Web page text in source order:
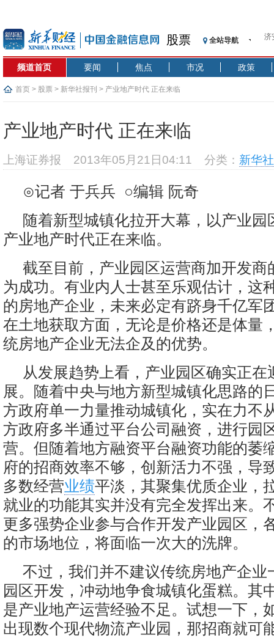
股票 全站导航
【
记
基
沥
频道首页 要闻 焦点 市况 政策
首页 > 股票 > 新华社报刊 > 产业地产时代 正在来临
产业地产时代 正在来临
上海证券报 2013年05月21日04:11 分类： 新华
⊙记者 于兵兵 ○编辑 阮奇
随着新型城镇化拉开大幕，以产业园
产业地产时代正在来临。
截至目前，产业园区运营商加开发商
为成功。有业内人士甚至乐观估计，这
的房地产企业，未来必定有跻身千亿军
在土地获取方面，无论是价格还是体量
统房地产企业无法企及的优势。
从发展趋势上看，产业园区确实正在
展。随着中央与地方新型城镇化思路的
方政府单一力量推动城镇化，实在力不
方政府多半通过平台公司融资，进行园
营。但随着地方融资平台融资功能的萎
府的招商效率不够，创新活力不强，导
多数经营业绩平淡，其聚集优质企业，
就业的功能其实并没有完全发挥出来。
更多强势企业参与合作开发产业园区，
的市场地位，将面临一次大的洗牌。
不过，我们并不建议传统房地产企业
园区开发，冲动地争食城镇化蛋糕。其
是产业地产运营经验不足。试想一下，
出现数个现代物流产业园，那招商就可